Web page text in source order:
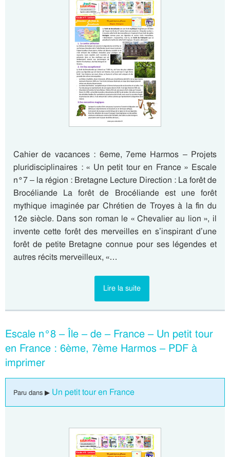
Cahier de vacances : 6eme, 7eme Harmos – Projets
pluridisciplinaires : « Un petit tour en France » Escale
n°7 – la région : Bretagne Lecture Direction : La forêt de
Brocéliande La forêt de Brocéliande est une forêt
mythique imaginée par Chrétien de Troyes à la fin du
12e siècle. Dans son roman le « Chevalier au lion », il
invente cette forêt des merveilles en s’inspirant d’une
forêt de petite Bretagne connue pour ses légendes et
autres récits merveilleux, «…
Lire la suite
Escale n°8 – Île – de – France – Un petit tour
en France : 6ème, 7ème Harmos – PDF à
imprimer
Paru dans ▶ Un petit tour en France